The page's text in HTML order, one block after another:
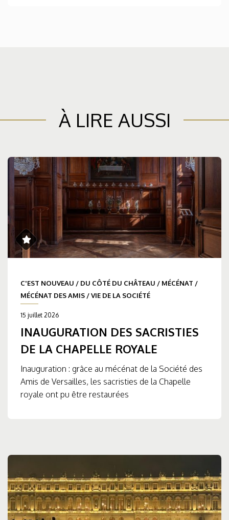
À LIRE AUSSI
C'EST NOUVEAU / DU CÔTÉ DU CHÂTEAU / MÉCÉNAT /
MÉCÉNAT DES AMIS /VIE DE LA SOCIÉTÉ
15 juillet 2026
INAUGURATION DES SACRISTIES
DE LA CHAPELLE ROYALE
Inauguration : grâce au mécénat de la Société des
Amis de Versailles, les sacristies de la Chapelle
royale ont pu être restaurées